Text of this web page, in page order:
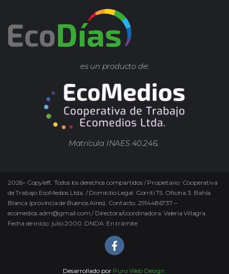
es un producto de:
Matrícula INAES 40.246.
2026– Copyleft. Todos los derechos compartidos / Propietario: Cooperativa
de Trabajo EcoMedios Ltda. / Domicilio Legal: Gorriti 75. Oficina 3. Bahía
Blanca (provincia de Buenos Aires). Contacto. 2914486737 –
ecomedios.adm@gmail.com / Directora/coordinadora: Valeria Villagra.
Fecha de inicio: julio 2000. DNDA: En trámite
Desarrollado por Puro Web Design.